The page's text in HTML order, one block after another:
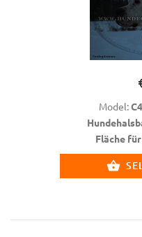
Model:
Fläche